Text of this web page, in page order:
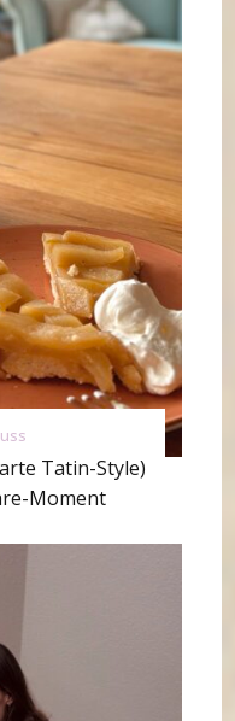
Tatin-Style)
Moment